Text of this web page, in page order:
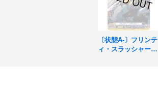
〔状態A-〕フリンテ
ィ・スラッシャー